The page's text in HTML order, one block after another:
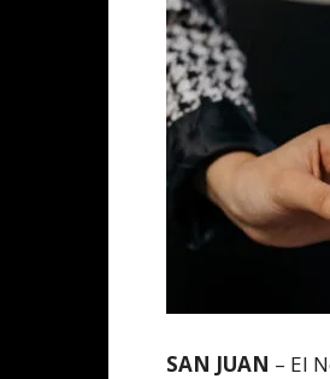
SAN JUAN – El